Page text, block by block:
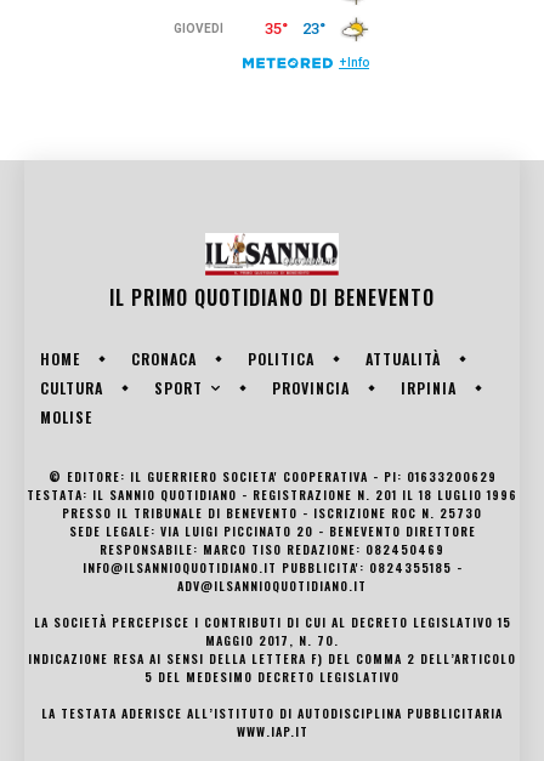
IL PRIMO QUOTIDIANO DI BENEVENTO
HOME CRONACA POLITICA
ATTUALITÀ
CULTURA
SPORT PROVINCIA
IRPINIA
MOLISE
© EDITORE: IL GUERRIERO SOCIETA' COOPERATIVA - PI: 01633200629
TESTATA: IL SANNIO QUOTIDIANO - REGISTRAZIONE N. 201 IL 18 LUGLIO 1996
PRESSO IL TRIBUNALE DI BENEVENTO - ISCRIZIONE ROC N. 25730
SEDE LEGALE: VIA LUIGI PICCINATO 20 - BENEVENTO DIRETTORE
RESPONSABILE: MARCO TISO REDAZIONE: 082450469
INFO@ILSANNIOQUOTIDIANO.IT PUBBLICITA': 0824355185 -
ADV@ILSANNIOQUOTIDIANO.IT
LA SOCIETÀ PERCEPISCE I CONTRIBUTI DI CUI AL DECRETO LEGISLATIVO 15
MAGGIO 2017, N. 70.
INDICAZIONE RESA AI SENSI DELLA LETTERA F) DEL COMMA 2 DELL’ARTICOLO
5 DEL MEDESIMO DECRETO LEGISLATIVO
LA TESTATA ADERISCE ALL’ISTITUTO DI AUTODISCIPLINA PUBBLICITARIA
WWW.IAP.IT